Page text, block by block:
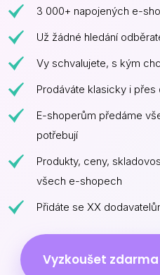
3 000+ napojených e-
Už žádné hledání
Vy schvalujete, s kým
Prodáváte klasicky i přes
E-shoperům předáme
potřebují
Produkty, ceny,
všech e-shopech
Přidáte se XX
Vyzkoušet